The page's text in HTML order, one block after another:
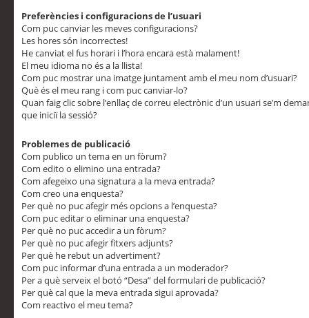
Preferències i configuracions de l’usuari
Com puc canviar les meves configuracions?
Les hores són incorrectes!
He canviat el fus horari i l’hora encara està malament!
El meu idioma no és a la llista!
Com puc mostrar una imatge juntament amb el meu nom d’usuari?
Què és el meu rang i com puc canviar-lo?
Quan faig clic sobre l’enllaç de correu electrònic d’un usuari se’m
que iniciï la sessió?
Problemes de publicació
Com publico un tema en un fòrum?
Com edito o elimino una entrada?
Com afegeixo una signatura a la meva entrada?
Com creo una enquesta?
Per què no puc afegir més opcions a l’enquesta?
Com puc editar o eliminar una enquesta?
Per què no puc accedir a un fòrum?
Per què no puc afegir fitxers adjunts?
Per què he rebut un advertiment?
Com puc informar d’una entrada a un moderador?
Per a què serveix el botó “Desa” del formulari de publicació?
Per què cal que la meva entrada sigui aprovada?
Com reactivo el meu tema?